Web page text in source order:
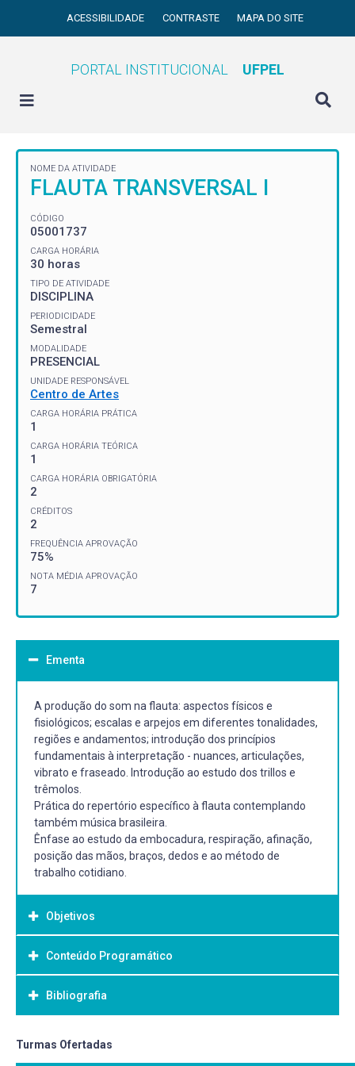
ACESSIBILIDADE CONTRASTE MAPA DO SITE
PORTAL INSTITUCIONAL UFPEL
NOME DA ATIVIDADE
FLAUTA TRANSVERSAL I
CÓDIGO
05001737
CARGA HORÁRIA
30 horas
TIPO DE ATIVIDADE
DISCIPLINA
PERIODICIDADE
Semestral
MODALIDADE
PRESENCIAL
UNIDADE RESPONSÁVEL
Centro de Artes
CARGA HORÁRIA PRÁTICA
1
CARGA HORÁRIA TEÓRICA
1
CARGA HORÁRIA OBRIGATÓRIA
2
CRÉDITOS
2
FREQUÊNCIA APROVAÇÃO
75%
NOTA MÉDIA APROVAÇÃO
7
Ementa
A produção do som na flauta: aspectos físicos e
fisiológicos; escalas e arpejos em diferentes tonalidades,
regiões e andamentos; introdução dos princípios
fundamentais à interpretação - nuances, articulações,
vibrato e fraseado. Introdução ao estudo dos trillos e
trêmolos.
Prática do repertório específico à flauta contemplando
também música brasileira.
Ênfase ao estudo da embocadura, respiração, afinação,
posição das mãos, braços, dedos e ao método de
trabalho cotidiano.
Objetivos
Objetivo Geral:
Oportunizar o conhecimento de fundamentos teóricos e
práticos, pilares ao desenvolvimento da arte de tocar
corpo; valorizar o conhecimento que cada aluno traz
Conteúdo Programático
Bibliografia
Bibliografia Básica:
Turmas Ofertadas